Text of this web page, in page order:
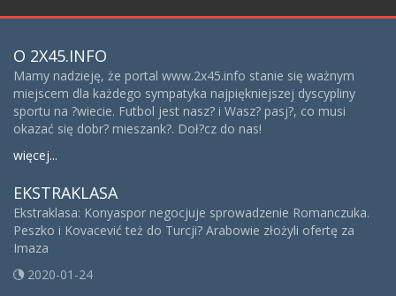
O 2X45.INFO
Mamy nadzieję, że portal www.2x45.info stanie się ważnym
miejscem dla każdego sympatyka najpiękniejszej dyscypliny
sportu na ?wiecie. Futbol jest nasz? i Wasz? pasj?, co musi
okazać się dobr? mieszank?. Doł?cz do nas!
więcej...
EKSTRAKLASA
Ekstraklasa: Konyaspor negocjuje sprowadzenie Romanczuka.
Peszko i Kovacević też do Turcji? Arabowie złożyli ofertę za
Imaza
2020-01-24